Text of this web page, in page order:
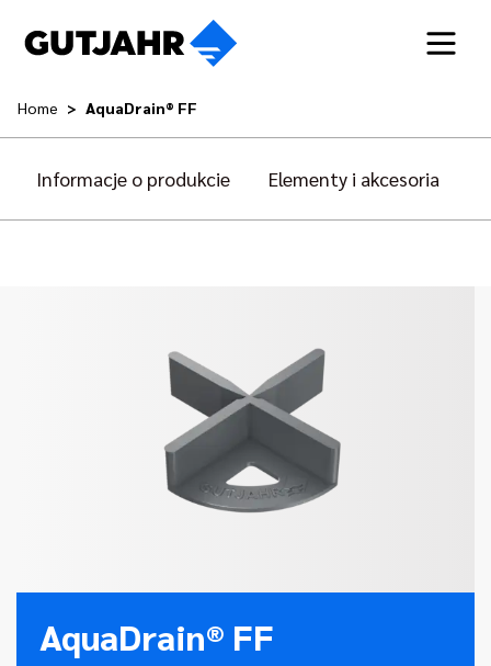
Home AquaDrain® FF
Informacje o produkcie Elementy i akcesoria
AquaDrain® FF